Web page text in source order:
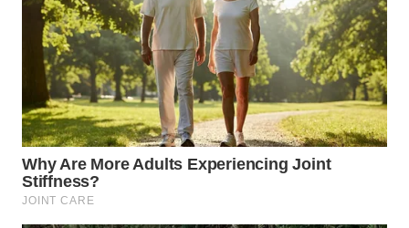
WN
KUNINGAN
WN
MAJALENGKA
WN
SUBANG